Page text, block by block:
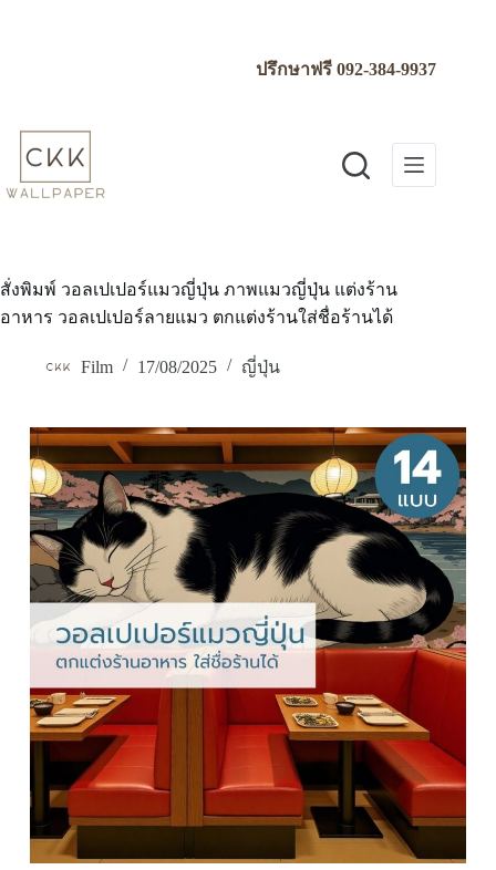
ปรึกษาฟรี092-384-9937
สั่งพิมพ์ วอลเปเปอร์แมวญี่ปุ่น ภาพแมวญี่ปุ่น แต่งร้าน
อาหาร วอลเปเปอร์ลายแมว ตกแต่งร้านใส่ชื่อร้านได้
Film 17/08/2025 ญี่ปุ่น